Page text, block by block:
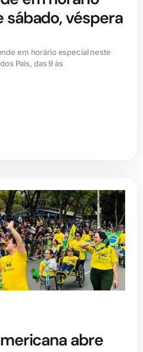
véspera
em horário especial neste
Pais, das 9 às
abre